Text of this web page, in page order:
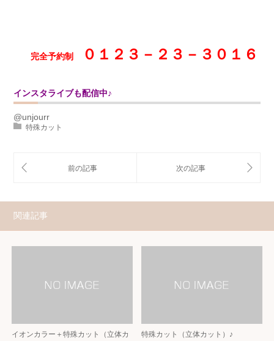
完全予約制 ０１２３－２３－３０１６
インスタライブも配信中♪
@unjourr
特殊カット
関連記事
イオンカラー＋特殊カット（立体カ
特殊カット（立体カット）♪